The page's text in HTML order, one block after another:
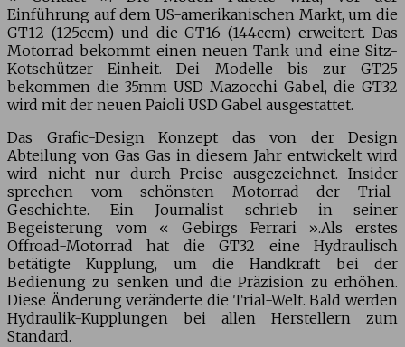
Einführung auf dem US-amerikanischen Markt, um die
GT12 (125ccm) und die GT16 (144ccm) erweitert. Das
Motorrad bekommt einen neuen Tank und eine Sitz-
Kotschützer Einheit. Dei Modelle bis zur GT25
bekommen die 35mm USD Mazocchi Gabel, die GT32
wird mit der neuen Paioli USD Gabel ausgestattet.
Das Grafic-Design Konzept das von der Design
Abteilung von Gas Gas in diesem Jahr entwickelt wird
wird nicht nur durch Preise ausgezeichnet. Insider
sprechen vom schönsten Motorrad der Trial-
Geschichte. Ein Journalist schrieb in seiner
Begeisterung vom « Gebirgs Ferrari ».Als erstes
Offroad-Motorrad hat die GT32 eine Hydraulisch
betätigte Kupplung, um die Handkraft bei der
Bedienung zu senken und die Präzision zu erhöhen.
Diese Änderung veränderte die Trial-Welt. Bald werden
Hydraulik-Kupplungen bei allen Herstellern zum
Standard.